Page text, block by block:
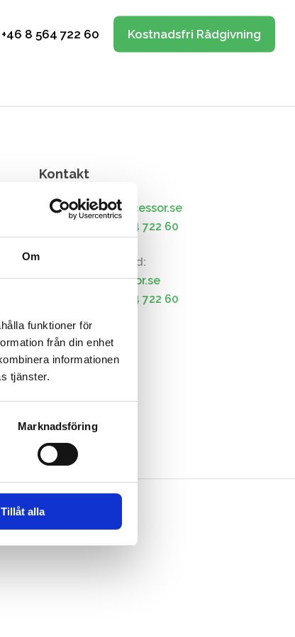
Om
funktioner för
från din enhet
informationen
tjänster.
Marknadsföring
Tillåt alla
+46 8 564 722 60 Kostnadsfri Rådgivning
Kontakt
E-post:info@processor.se
+46 8 564 722 60
Pernilla Widstrand:
pernilla@processor.se
+46 8 564 722 60